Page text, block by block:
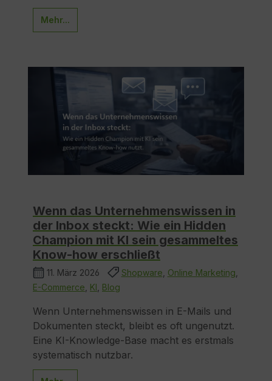
Mehr...
Wenn das Unternehmenswissen in
der Inbox steckt: Wie ein Hidden
Champion mit KI sein gesammeltes
Know-how erschließt
11. März 2026 Shopware Online Marketing
E-Commerce KI Blog
Wenn Unternehmenswissen in E-Mails und
Dokumenten steckt, bleibt es oft ungenutzt.
Eine KI-Knowledge-Base macht es erstmals
systematisch nutzbar.